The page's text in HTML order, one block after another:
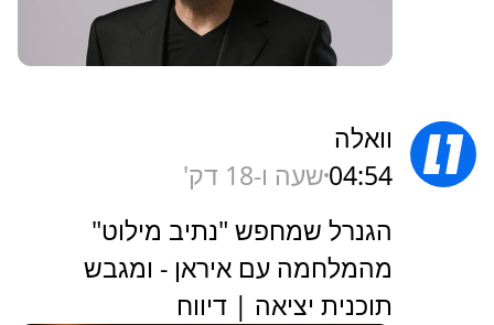
וואלה
04:54שעה ו-18 דק'
הגנרל שמחפש "נתיב מילוט"
מהמלחמה עם איראן - ומגבש
תוכנית יציאה | דיווח